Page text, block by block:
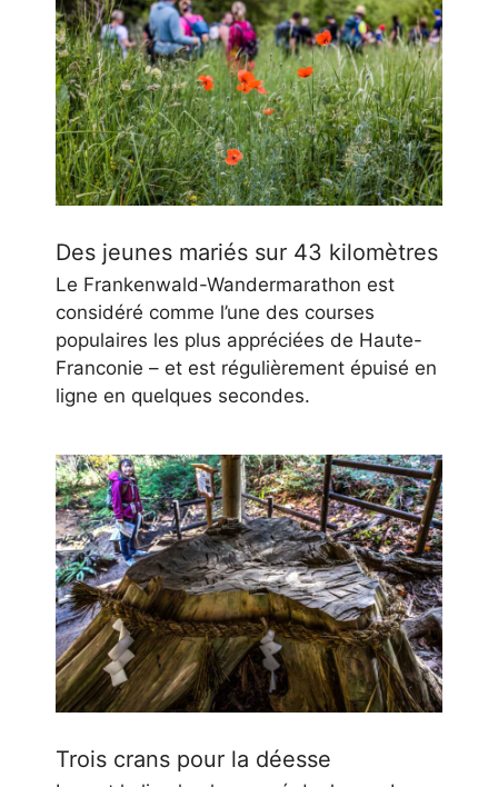
Des jeunes mariés sur 43 kilomètres
Le Frankenwald-Wandermarathon est
considéré comme l’une des courses
populaires les plus appréciées de Haute-
Franconie – et est régulièrement épuisé en
ligne en quelques secondes.
Trois crans pour la déesse